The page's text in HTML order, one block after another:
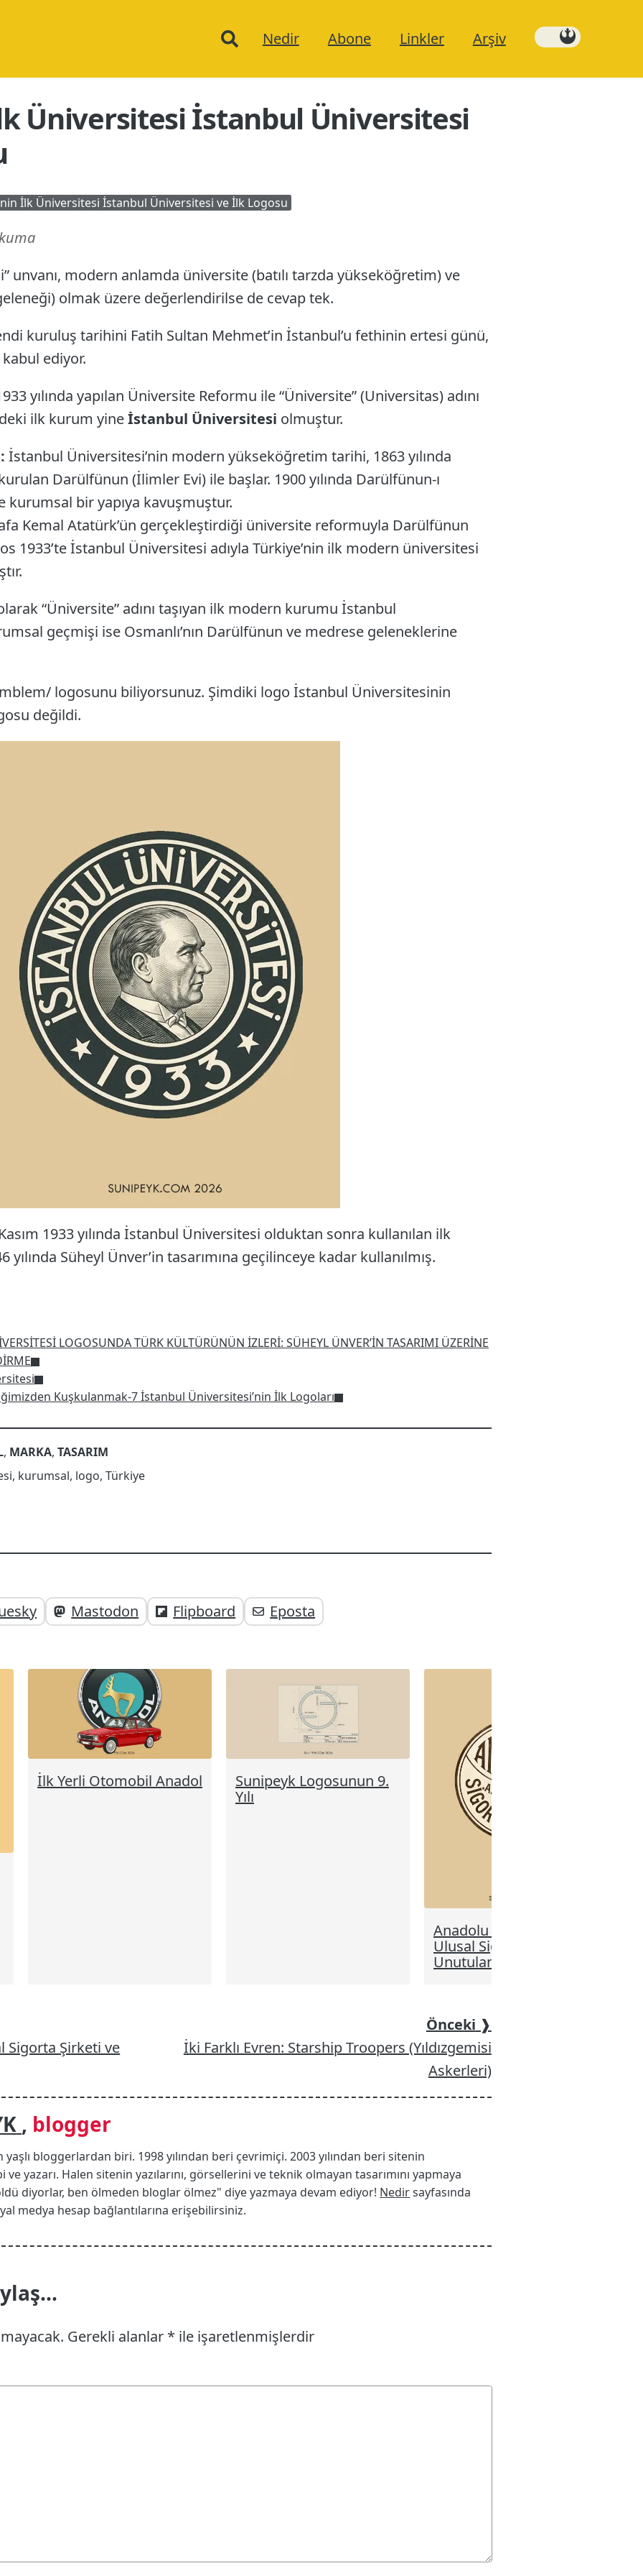
Ana
Nedir Abone Linkler Arşiv
Üniversitesi İstanbul Üniversitesi
İlk Üniversitesi İstanbul Üniversitesi ve İlk Logosu
unvanı, modern anlamda üniversite (batılı tarzda yükseköğretim) ve
olmak üzere değerlendirilse de cevap tek.
kuruluş tarihini Fatih Sultan Mehmet’in İstanbul’u fethinin ertesi günü,
ediyor.
yılında yapılan Üniversite Reformu ile “Üniversite” (Universitas) adını
ilk kurum yineİstanbul Üniversitesi olmuştur.
İstanbul Üniversitesi’nin modern yükseköğretim tarihi, 1863 yılında
Darülfünun (İlimler Evi) ile başlar. 1900 yılında Darülfünun-ı
kurumsal bir yapıya kavuşmuştur.
Kemal Atatürk’ün gerçekleştirdiği üniversite reformuyla Darülfünun
1933’te İstanbul Üniversitesi adıyla Türkiye’nin ilk modern üniversitesi
“Üniversite” adını taşıyan ilk modern kurumu İstanbul
geçmişi ise Osmanlı’nın Darülfünun ve medrese geleneklerine
logosunu biliyorsunuz. Şimdiki logo İstanbul Üniversitesinin
değildi.
1933 yılında İstanbul Üniversitesi olduktan sonra kullanılan ilk
Süheyl Ünver’in tasarımına geçilinceye kadar kullanılmış.
LOGOSUNDA TÜRK KÜLTÜRÜNÜN İZLERİ: SÜHEYL ÜNVER’İN TASARIMI ÜZERİNE
Kuşkulanmak-7 İstanbul Üniversitesi’nin İlk Logoları
, MARKA,TASARIM
, kurumsal, logo,Türkiye
Mastodon Flipboard Eposta
İlk Yerli Otomobil Anadol
Sunipeyk Logosunun 9.
Yılı
Anadolu Sigorta, İlk
Ulusal Sigorta Şirketi ve
Unutulan Amblemi
Sigorta Şirketi ve
Önceki ❱
İki Farklı Evren: Starship Troopers (Yıldızgemisi
Askerleri)
, blogger
bloggerlardan biri. 1998 yılından beri çevrimiçi. 2003 yılından beri sitenin
yazarı. Halen sitenin yazılarını, görsellerini ve teknik olmayan tasarımını yapmaya
diyorlar, ben ölmeden bloglar ölmez" diye yazmaya devam ediyor! Nedirsayfasında
medya hesap bağlantılarına erişebilirsiniz.
Gerekli alanlar * ile işaretlenmişlerdir